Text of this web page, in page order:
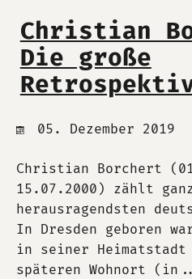
Christian
Die große
05. Dezember 2019
Christian Borchert
15.07.2000) zählt
herausragendsten
In Dresden geboren
in seiner Heimatstadt
späteren Wohnort